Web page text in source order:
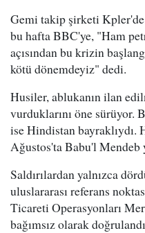
Gemi takip şirketi
bu hafta BBC'ye, "Ham
açısından bu krizin
kötü dönemdeyiz" dedi.
Husiler, ablukanın ilan
vurduklarını öne sürüyor.
ise Hindistan bayraklıydı.
Ağustos'ta Babu'l Mendeb
Saldırılardan yalnızca
uluslararası referans
Ticareti Operasyonları
bağımsız olarak